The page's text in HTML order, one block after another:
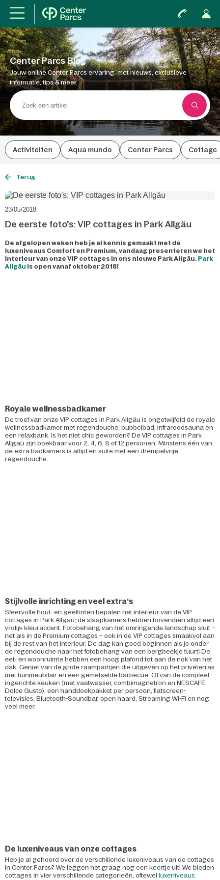
Center Parcs Blog
Jouw online Center Parcs ervaring: met nieuws, exclusieve
informatie, tips & meer.
Activiteiten Aqua mundo Center Parcs Cottage
Terug
23/05/2018
De eerste foto's: VIP cottages in Park Allgäu
De afgelopen weken heb je al kennis gemaakt met de
luxeniveaus Comfort en Premium, vandaag presenteren we het
interieur van onze VIP cottages in ons nieuwe Park Allgäu. Park
Allgäu is open vanaf oktober 2018!
Royale wellnessbadkamer
De troef van onze VIP cottages in Park Allgäu is ongetwijfeld de royale
wellnessbadkamer met regendouche, bubbelbad, infraroodsauna en
een relaxbank. Is het niet chic geworden? De VIP cottages in Park
Allgaü zijn boekbaar voor 2, 4, 6, 8 of 12 personen. Minstens één van
de extra badkamers is altijd en suite met een drempelvrije
regendouche.
Stijlvolle inrichting en veel extra‘s
Sfeervolle hout- en geeltinten bepalen het interieur van de VIP
cottages in Park Allgäu; de slaapkamers hebben bovendien altijd een
vrolijk kleuraccent. Fotobehang van het omringende landschap sluit –
net als in de Premium cottages – ook in de VIP cottages smaakvol aan
bij de rest van het interieur. De dag kan goed beginnen als je onder
de regendouche naar het fotobehang van een bergbeekje tuurt! De
eet- en woonruimte hebben een hoog plafond tot aan de nok van het
dak. Geniet van de grote raampartijen die uitgeven op het privéterras
met tuinmeubilair en een gemetselde barbecue. Of van de compleet
ingerichte keuken (met vaatwasser, combimagnetron en NESCAFÉ
Dolce Gusto), een handdoekpakket per persoon, flatscreen-
televisies, Bluetooth-Soundbar, open haard, Streaming Wi-Fi en nog
veel meer.
De luxeniveaus van onze cottages
Heb je al gehoord over de verschillende luxeniveaus van de cottages
in Center Parcs? We leggen het graag nog een keertje uit! We bieden
cottages in vier verschillende categorieën, oftewel luxeniveaus